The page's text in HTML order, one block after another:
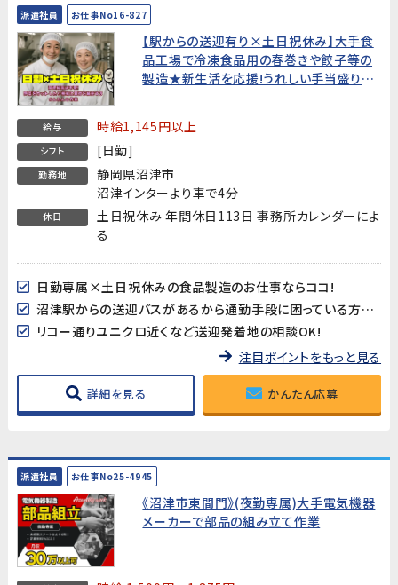
派遣社員 お仕事No16-827
【駅からの送迎有り×土日祝休み】大手食
品工場で冷凍食品用の春巻きや餃子等の
製造★新生活を応援!うれしい手当盛りだ
給与 時給1,145円以上
シフト [日勤]
勤務地
静岡県沼津市
沼津インターより車で4分
休日
土日祝休み 年間休日113日 事務所カレンダーによ
る
日勤専属×土日祝休みの食品製造のお仕事ならココ!
沼津駅からの送迎バスがあるから通勤手段に困っている方も安心♪
リコー通りユニクロ近くなど送迎発着地の相談OK!
注目ポイントをもっと見る
詳細を見る かんたん応募
派遣社員 お仕事No25-4945
《沼津市東間門》(夜勤専属)大手電気機器
メーカーで部品の組み立て作業